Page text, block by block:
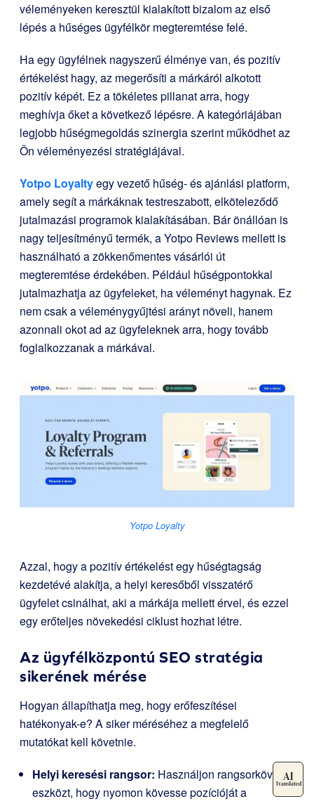
véleményeken keresztül kialakított bizalom az első
lépés a hűséges ügyfélkör megteremtése felé.
Ha egy ügyfélnek nagyszerű élménye van, és pozitív
értékelést hagy, az megerősíti a márkáról alkotott
pozitív képét. Ez a tökéletes pillanat arra, hogy
meghívja őket a következő lépésre. A kategóriájában
legjobb hűségmegoldás szinergia szerint működhet az
Ön véleményezési stratégiájával.
Yotpo Loyaltyegy vezető hűség- és ajánlási platform,
amely segít a márkáknak testreszabott, elköteleződő
jutalmazási programok kialakításában. Bár önállóan is
nagy teljesítményű termék, a Yotpo Reviews mellett is
használható a zökkenőmentes vásárlói út
megteremtése érdekében. Például hűségpontokkal
jutalmazhatja az ügyfeleket, ha véleményt hagynak. Ez
nem csak a véleménygyűjtési arányt növeli, hanem
azonnali okot ad az ügyfeleknek arra, hogy tovább
foglalkozzanak a márkával.
Yotpo Loyalty
Azzal, hogy a pozitív értékelést egy hűségtagság
kezdetévé alakítja, a helyi keresőből visszatérő
ügyfelet csinálhat, aki a márkája mellett érvel, és ezzel
egy erőteljes növekedési ciklust hozhat létre.
Az ügyfélközpontú SEO stratégia
sikerének mérése
Hogyan állapíthatja meg, hogy erőfeszítései
hatékonyak-e? A siker méréséhez a megfelelő
mutatókat kell követnie.
Helyi keresési rangsor: Használjon rangsorkövető
eszközt, hogy nyomon kövesse pozícióját a